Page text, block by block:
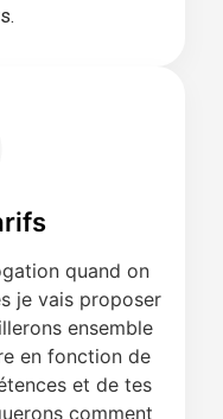
quand on
je vais proposer
ensemble
en fonction de
et de tes
comment